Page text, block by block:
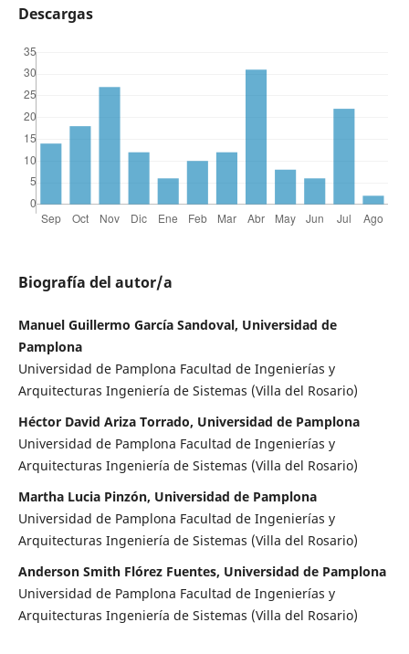
Descargas
Biografía del autor/a
Manuel Guillermo García Sandoval, Universidad de
Pamplona
Universidad de Pamplona Facultad de Ingenierías y
Arquitecturas Ingeniería de Sistemas (Villa del Rosario)
Héctor David Ariza Torrado, Universidad de Pamplona
Universidad de Pamplona Facultad de Ingenierías y
Arquitecturas Ingeniería de Sistemas (Villa del Rosario)
Martha Lucia Pinzón, Universidad de Pamplona
Universidad de Pamplona Facultad de Ingenierías y
Arquitecturas Ingeniería de Sistemas (Villa del Rosario)
Anderson Smith Flórez Fuentes, Universidad de Pamplona
Universidad de Pamplona Facultad de Ingenierías y
Arquitecturas Ingeniería de Sistemas (Villa del Rosario)